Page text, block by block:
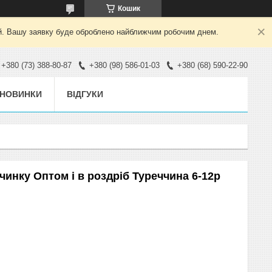
Кошик
Вашу заявку буде оброблено найближчим робочим днем.
+380 (73) 388-80-87 +380 (98) 586-01-03 +380 (68) 590-22-90
НОВИНКИ ВІДГУКИ
Оптом і в роздріб Туреччина 6-12р